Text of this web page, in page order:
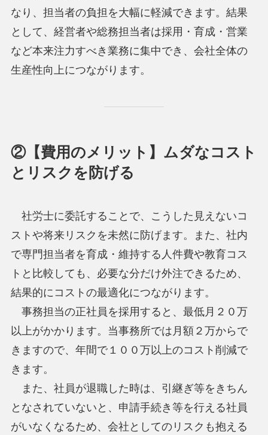
なり、担当者の負担を大幅に軽減できます。結果
として、経営者や総務担当者は採用・育成・営業
など本来注力すべき業務に集中でき、会社全体の
生産性向上につながります。
②【費用のメリット】ムダなコスト
とリスクを防げる
社労士に委託することで、こうした見えないコ
ストや将来リスクを未然に防げます。また、社内
で専門担当者を育成・維持する人件費や教育コス
トと比較しても、必要な分だけ外注できるため、
結果的にコストの最適化につながります。
事務担当の正社員を採用すると、最低月２０万
以上がかかります。当事務所では月額２万からで
きますので、年間で１００万以上のコスト削減で
きます。
また、社員が退職した時は、引継ぎ等をきちん
となされていないと、申請手続き等を行える社員
がいなくなるため、会社としてのリスクも抱える